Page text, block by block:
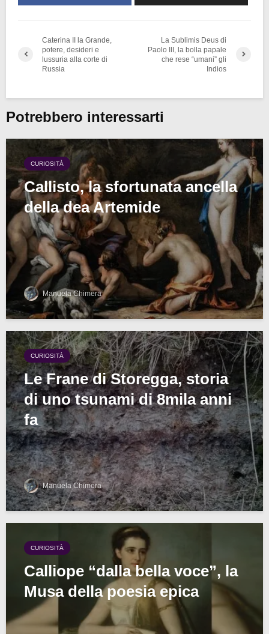
Caterina II la Grande,
potere, desideri e
lussuria alla corte di
Russia
La Sublimis Deus di
Paolo III, la bolla papale
che rese “umani” gli
Indios
Potrebbero interessarti
CURIOSITÀ
Callisto, la sfortunata ancella
della dea Artemide
Manuela Chimera
CURIOSITÀ
Le Frane di Storegga, storia
di uno tsunami di 8mila anni
fa
Manuela Chimera
CURIOSITÀ
Calliope “dalla bella voce”, la
Musa della poesia epica